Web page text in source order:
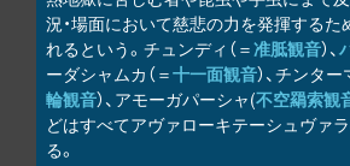
況・場面において慈悲の力を発揮する
れるという。チュンディ（＝准胝観音）、
ーダシャムカ（＝十一面観音）、チンタ
輪観音）、アモーガパーシャ(不空羂索観
どはすべてアヴァローキテーシュヴァ
る。